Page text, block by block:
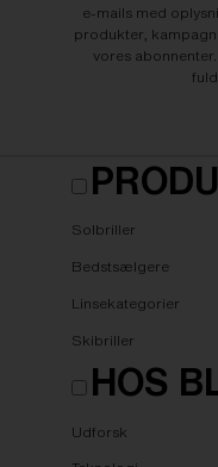
e-mails med
produkter,
vores
Solbriller
Bedstsælgere
Linsekategorier
Skibriller
HOS
Udforsk